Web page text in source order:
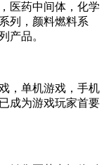
医药中间体，化学
列，颜料燃料系
产品。
，单机游戏，手机
成为游戏玩家首要